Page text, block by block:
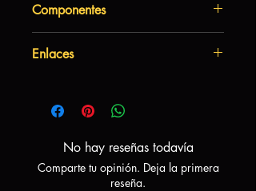
Arte:Alex Pierangelini
Mecánicas:Comunicación limitada,
Cooperativo, Equipos, Memoria,
Push your luck
Componentes
alguaciles, 3 forajidos y 1
80 cartas de juego
7 tableros de cartulina
30 fichas de bala de cartón
Reglamento
Enlaces
No hay reseñas todavía
Comparte tu opinión. Deja la primera
reseña.